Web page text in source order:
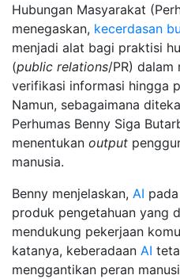
Hubungan Masyarakat
menegaskan, kecerdasan
menjadi alat bagi praktisi
(public relations/PR) dalam
verifikasi informasi hingga
Namun, sebagaimana
Perhumas Benny Siga
menentukan output
manusia.
Benny menjelaskan, AI
produk pengetahuan yang
mendukung pekerjaan
katanya, keberadaan AI
menggantikan peran